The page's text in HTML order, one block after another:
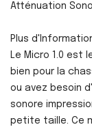
Atténuation
Plus
Le Micro 1.0 est
bien pour la
ou avez besoin
sonore
petite taille. Ce